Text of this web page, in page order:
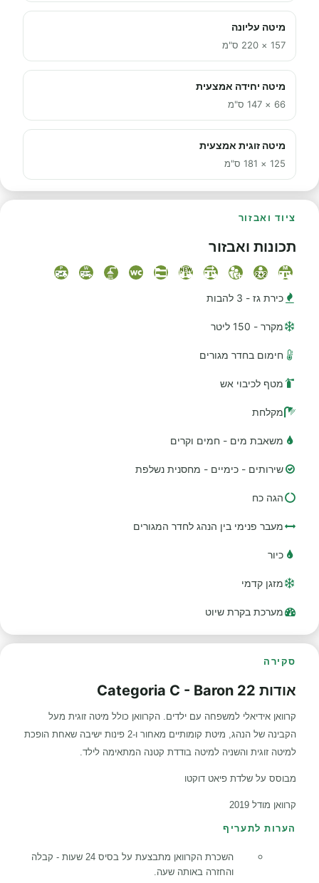
מיטה עליונה
157 × 220 ס"מ
מיטה יחידה אמצעית
66 × 147 ס"מ
מיטה זוגית אמצעית
125 × 181 ס"מ
ציוד ואבזור
תכונות ואבזור
כירת גז - 3 להבות
מקרר - 150 ליטר
חימום בחדר מגורים
מטף לכיבוי אש
מקלחת
משאבת מים - חמים וקרים
שירותים - כימיים - מחסנית נשלפת
הגה כח
מעבר פנימי בין הנהג לחדר המגורים
כיור
מזגן קדמי
מערכת בקרת שיוט
סקירה
אודות Categoria C - Baron 22
קרוואן אידיאלי למשפחה עם ילדים. הקרוואן כולל מיטה זוגית מעל
הקבינה של הנהג, מיטת קומותיים מאחור ו-2 פינות ישיבה שאחת הופכת
למיטה זוגית והשניה למיטה בודדת קטנה המתאימה לילד.
מבוסס על שלדת פיאט דוקטו
קרוואן מודל 2019
הערות לתעריף
השכרת הקרוואן מתבצעת על בסיס 24 שעות - קבלה
והחזרה באותה שעה.